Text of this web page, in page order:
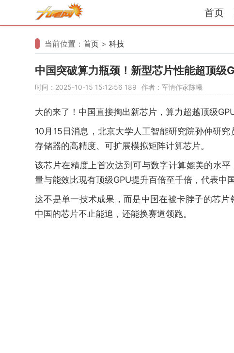
首页
当前位置： 首页 > 科技
中国突破算力瓶颈！新型芯片性能超顶级
时间：2025-10-15 15:12:56 189 作者：军情作家陈曦
大的来了！中国直接掏出新芯片，算力超越顶级
10月15日消息，北京大学人工智能研究院孙仲研
存储器的高精度、可扩展模拟矩阵计算芯片。
该芯片在精度上首次达到可与数字计算媲美的水
量与能效比现有顶级GPU提升百倍至千倍，代表中
这不是单一技术成果，而是中国在被卡脖子的芯
中国的芯片不止能追，还能换赛道领跑。